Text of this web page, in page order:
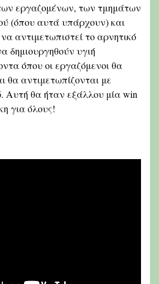
εργαζομένων, των τμημάτων
(όπου αυτά υπάρχουν) και
αντιμετωπιστεί το αρνητικό
δημιουργηθούν υγιή
όπου οι εργαζόμενοι θα
θα αντιμετωπίζονται με
Αυτή θα ήταν εξάλλου μία win
για όλους!